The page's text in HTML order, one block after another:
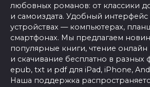
любовных романов: от классики
и самоиздата. Удобный интерфейс
устройствах — компьютерах,
смартфонах. Мы предлагаем
популярные книги, чтение онлайн
и скачивание бесплатно в разных
epub, txt и pdf для iPad, iPhone,
Наша поддержка